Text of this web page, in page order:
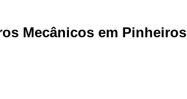
Mecânicos em Pinheiros